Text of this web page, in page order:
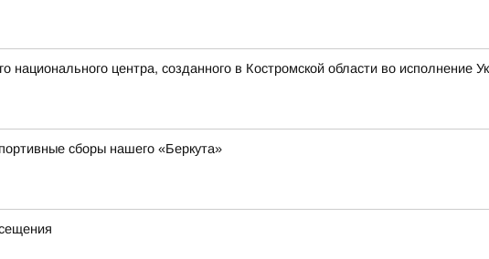
национального центра, созданного в Костромской области во исполнение
сборы нашего «Беркута»